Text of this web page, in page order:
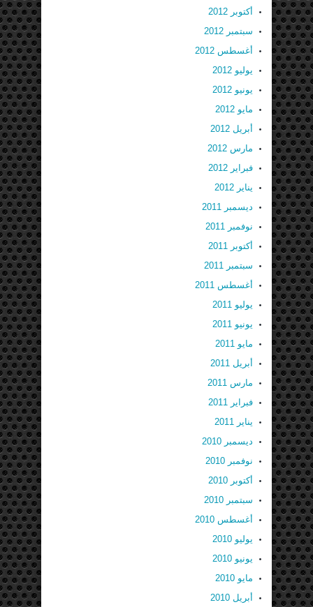
أكتوبر 2012
سبتمبر 2012
أغسطس 2012
يوليو 2012
يونيو 2012
مايو 2012
أبريل 2012
مارس 2012
فبراير 2012
يناير 2012
ديسمبر 2011
نوفمبر 2011
أكتوبر 2011
سبتمبر 2011
أغسطس 2011
يوليو 2011
يونيو 2011
مايو 2011
أبريل 2011
مارس 2011
فبراير 2011
يناير 2011
ديسمبر 2010
نوفمبر 2010
أكتوبر 2010
سبتمبر 2010
أغسطس 2010
يوليو 2010
يونيو 2010
مايو 2010
أبريل 2010